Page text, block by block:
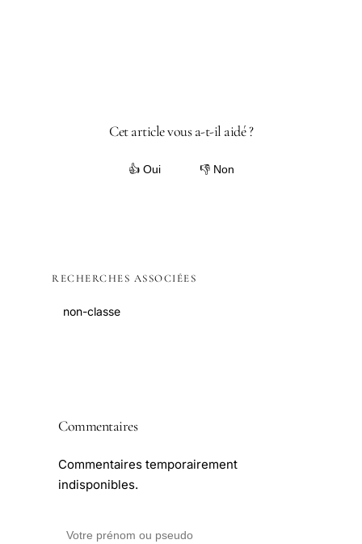
Cet article vous a-t-il aidé ?
👍 Oui 👎 Non
RECHERCHES ASSOCIÉES
non-classe
Commentaires
Commentaires temporairement
indisponibles.